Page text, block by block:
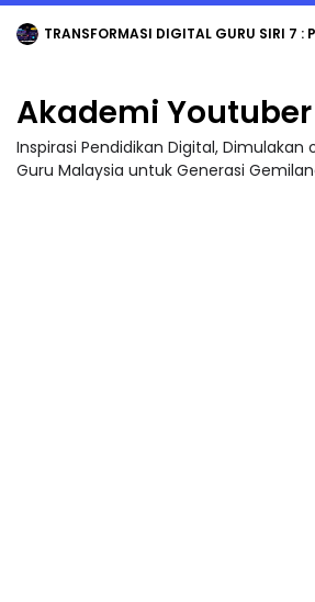
TRANSFORMASI DIGITAL GURU SIRI 7 : PAHLAWAN DIGITAL PENYELAMAT
Akademi Youtuber
Inspirasi Pendidikan Digital, Dimulakan
Guru Malaysia untuk Generasi